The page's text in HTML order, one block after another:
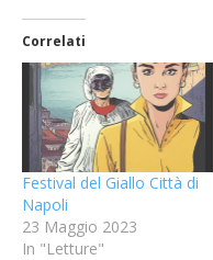
Correlati
Festival del Giallo Città di
Napoli
23 Maggio 2023
In "Letture"